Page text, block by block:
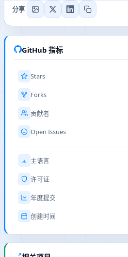
分享
GitHub 指标
Stars
Forks
贡献者
Open Issues
主语言
许可证
年度提交
创建时间